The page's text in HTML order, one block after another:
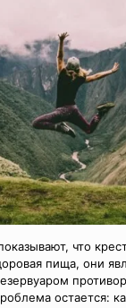
что
пища, они
остается: